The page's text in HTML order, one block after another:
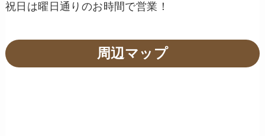
祝日は曜日通りのお時間で営業！
周辺マップ